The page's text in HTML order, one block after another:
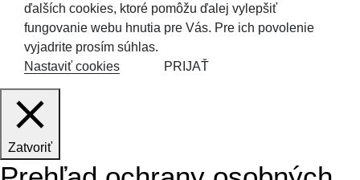
ďalších cookies, ktoré pomôžu ďalej vylepšiť
fungovanie webu hnutia pre Vás. Pre ich povolenie
vyjadrite prosím súhlas.
Nastaviť cookies
PRIJAŤ
Zatvoriť